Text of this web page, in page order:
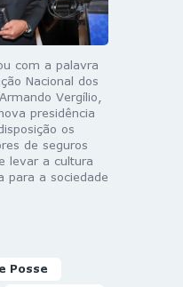
com a palavra
Nacional dos
Vergílio,
presidência
os
de seguros
levar a cultura
para a sociedade
Posse